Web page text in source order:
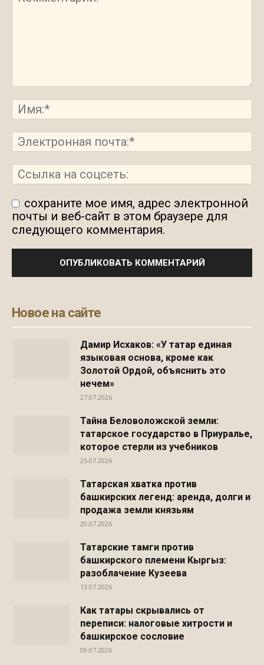
сохраните мое имя, адрес электронной
почты и веб-сайт в этом браузере для
следующего комментария.
Новое на сайте
Дамир Исхаков: «У татар единая
языковая основа, кроме как
Золотой Ордой, объяснить это
нечем»
27.07.2026
Тайна Беловоложской земли:
татарское государство в Приуралье,
которое стерли из учебников
25.07.2026
Татарская хватка против
башкирских легенд: аренда, долги и
продажа земли князьям
20.07.2026
Татарские тамги против
башкирского племени Кыргыз:
разоблачение Кузеева
13.07.2026
Как татары скрывались от
переписи: налоговые хитрости и
башкирское сословие
09.07.2026